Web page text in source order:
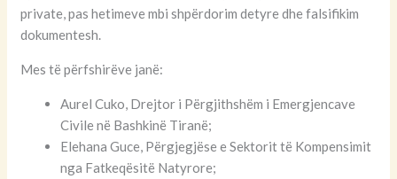
private, pas hetimeve mbi shpërdorim detyre dhe falsifikim
dokumentesh.
Mes të përfshirëve janë:
Aurel Cuko, Drejtor i Përgjithshëm i Emergjencave
Civile në Bashkinë Tiranë;
Elehana Guce, Përgjegjëse e Sektorit të Kompensimit
nga Fatkeqësitë Natyrore;